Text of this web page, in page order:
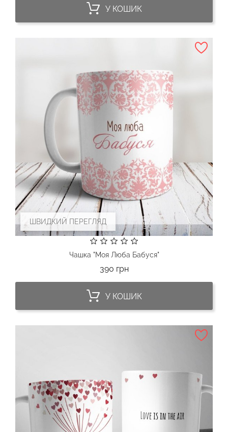
У КОШИК
ШВИДКИЙ ПЕРЕГЛЯД
Чашка "Моя Люба Бабуся"
390 грнЦіна
У КОШИК